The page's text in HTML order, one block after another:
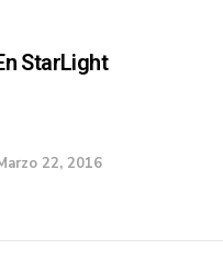
StarLight
22, 2016